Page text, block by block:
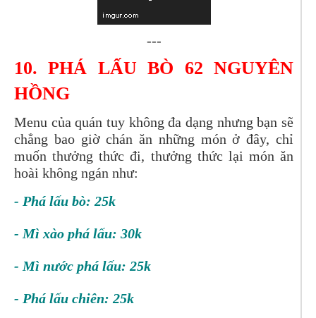
---
10.PHÁ LẤU BÒ 62 NGUYÊN
HỒNG
Menu của quán tuy không đa dạng nhưng bạn sẽ
chẳng bao giờ chán ăn những món ở đây, chỉ
muốn thưởng thức đi, thưởng thức lại món ăn
hoài không ngán như:
- Phá lấu bò: 25k
- Mì xào phá lấu: 30k
- Mì nước phá lấu: 25k
- Phá lấu chiên: 25k